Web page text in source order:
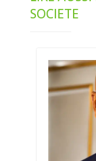
SOCIETE